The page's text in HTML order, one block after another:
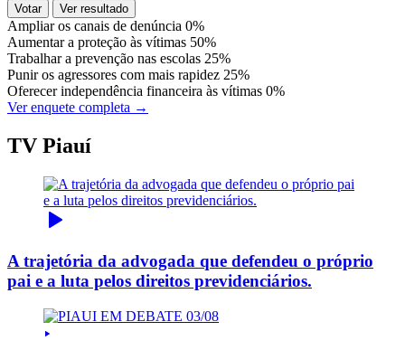
Votar Ver resultado
Ampliar os canais de denúncia 0%
Aumentar a proteção às vítimas 50%
Trabalhar a prevenção nas escolas 25%
Punir os agressores com mais rapidez 25%
Oferecer independência financeira às vítimas 0%
Ver enquete completa →
TV Piauí
A trajetória da advogada que defendeu o próprio
pai e a luta pelos direitos previdenciários.